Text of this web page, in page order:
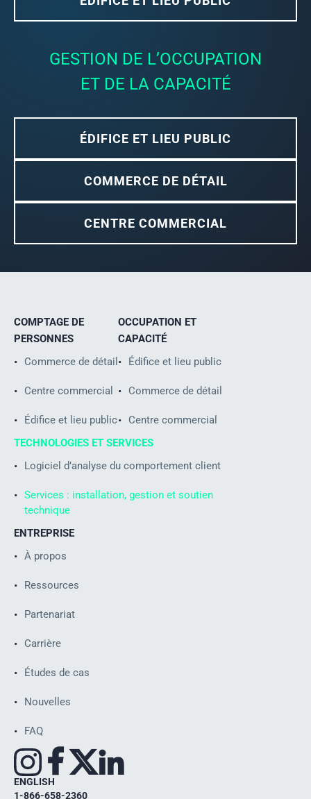
GESTION DE L’OCCUPATION
ET DE LA CAPACITÉ
ÉDIFICE ET LIEU PUBLIC
COMMERCE DE DÉTAIL
CENTRE COMMERCIAL
COMPTAGE DE
PERSONNES
Commerce de détail
Centre commercial
Édifice et lieu public
OCCUPATION ET
CAPACITÉ
Édifice et lieu public
Commerce de détail
Centre commercial
TECHNOLOGIES ET SERVICES
Logiciel d’analyse du comportement client
Services : installation, gestion et soutien
technique
ENTREPRISE
À propos
Ressources
Partenariat
Carrière
Études de cas
Nouvelles
FAQ
ENGLISH
1-866-658-2360